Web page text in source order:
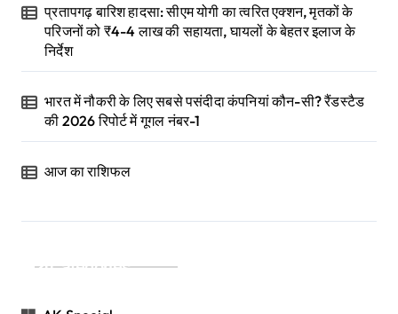
प्रतापगढ़ बारिश हादसा: सीएम योगी का त्वरित एक्शन, मृतकों के
परिजनों को ₹4-4 लाख की सहायता, घायलों के बेहतर इलाज के
निर्देश
भारत में नौकरी के लिए सबसे पसंदीदा कंपनियां कौन-सी? रैंडस्टैड
की 2026 रिपोर्ट में गूगल नंबर-1
आज का राशिफल
Categories